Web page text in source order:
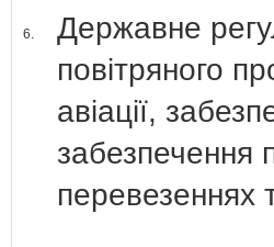
6.
Державне
повітряного
авіації,
забезпечення
перевезеннях